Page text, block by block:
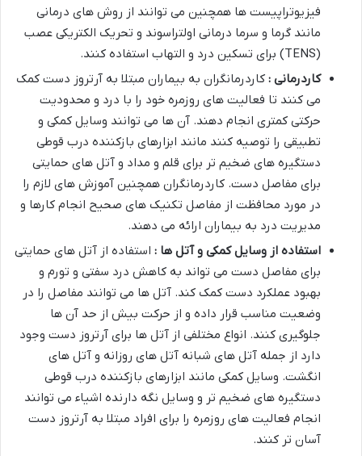
فیزیوتراپیست ها همچنین می توانند از روش های درمانی
مانند گرما و سرما درمانی اولتراسوند و تحریک الکتریکی عصب
(TENS) برای تسکین درد و التهاب استفاده کنند.
کاردرمانی : کاردرمانگران به بیماران مبتلا به آرتروز دست کمک
می کنند تا فعالیت های روزمره خود را با درد و محدودیت
حرکتی کمتری انجام دهند. آن ها می توانند وسایل کمکی و
تطبیقی را توصیه کنند مانند ابزارهای بازکننده درب قوطی
دستگیره های ضخیم تر برای قلم و مداد و آتل های حمایتی
برای مفاصل دست. کاردرمانگران همچنین آموزش های لازم را
در مورد محافظت از مفاصل تکنیک های صحیح انجام کارها و
مدیریت درد به بیماران ارائه می دهند.
استفاده از وسایل کمکی و آتل ها : استفاده از آتل های حمایتی
برای مفاصل دست می تواند به کاهش درد سفتی و تورم و
بهبود عملکرد دست کمک کند. آتل ها می توانند مفاصل را در
وضعیت مناسب قرار داده و از حرکت بیش از حد آن ها
جلوگیری کنند. انواع مختلفی از آتل ها برای آرتروز دست وجود
دارد از جمله آتل های شبانه آتل های روزانه و آتل های
انگشت. وسایل کمکی مانند ابزارهای بازکننده درب قوطی
دستگیره های ضخیم تر و وسایل نگه دارنده اشیاء می توانند
انجام فعالیت های روزمره را برای افراد مبتلا به آرتروز دست
آسان تر کنند.